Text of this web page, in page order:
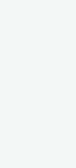
35.
für
im